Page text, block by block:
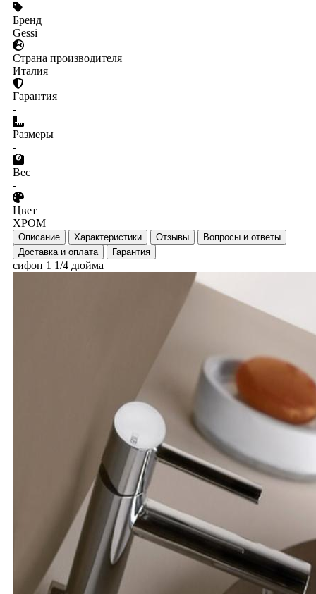
Бренд
Gessi
Страна производителя
Италия
Гарантия
-
Размеры
-
Вес
-
Цвет
ХРОМ
Описание Характеристики Отзывы
Вопросы и ответы
Доставка и оплата
Гарантия
сифон 1 1/4 дюйма